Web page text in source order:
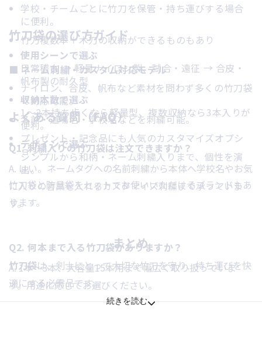
学校・チームごとに竹刀を保管・持ち運びする場合
に便利。
竹刀複数本＋木刀の収納ができるものもあり
■ ネーム刺繍・カスタム対応モデル
ナイロン、合皮、帆布など素材を問わず多くの竹刀袋
で対応可能。
名前・道場名・学校名などを刺繍可能。
プレゼント・記念品にも人気のカスタマイズオプシ
ョン。
竹刀袋の選び方ガイド
使用シーンで選ぶ
日常稽古 → 軽量ナイロン製、試合・遠征 → 合皮・
帆布製の耐久型
収納本数で選ぶ
1〜2本持ち歩くなら軽量型、複数収納なら3本入りが
便利。
デザインで選ぶ
シンプルから和柄・ネーム刺繍入りまで、個性を演
出。
竹刀袋と防具袋をセットでお使いいただけるブランドもあ
ります。
よくある質問（FAQ）
Q1. 刺繍入りの竹刀袋は注文できますか？
A. はい。ネームタグへの名前刺繍から本体へ学校名やお気
に入りの言葉を入れるカスタマイズ刺繍まで承っていま
す。
Q2. 何本まで入る竹刀袋がありますか？
A. 1本〜3本、大容量15本用まで幅広く取り扱っていま
す。用途に応じてお選びください。
まとめ
竹刀袋は、剣士にとって大切な竹刀を守り、持ち運びを快
適にする必需品です。
BUSHIZOでは、使いやすさとデザイン性を両立した竹刀
続きを読む